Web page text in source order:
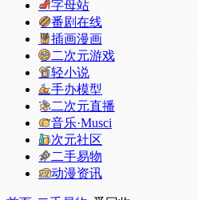
字母站
番剧在线
插画漫画
二次元游戏
轻小说
手办模型
二次元直播
音乐·Musci
次元社区
二手易物
动漫资讯